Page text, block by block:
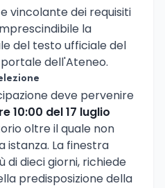
vincolante dei requisiti
la
del testo ufficiale del
dell'Ateneo.
deve pervenire
10:00 del 17 luglio
oltre il quale non
La finestra
di dieci giorni, richiede
predisposizione della